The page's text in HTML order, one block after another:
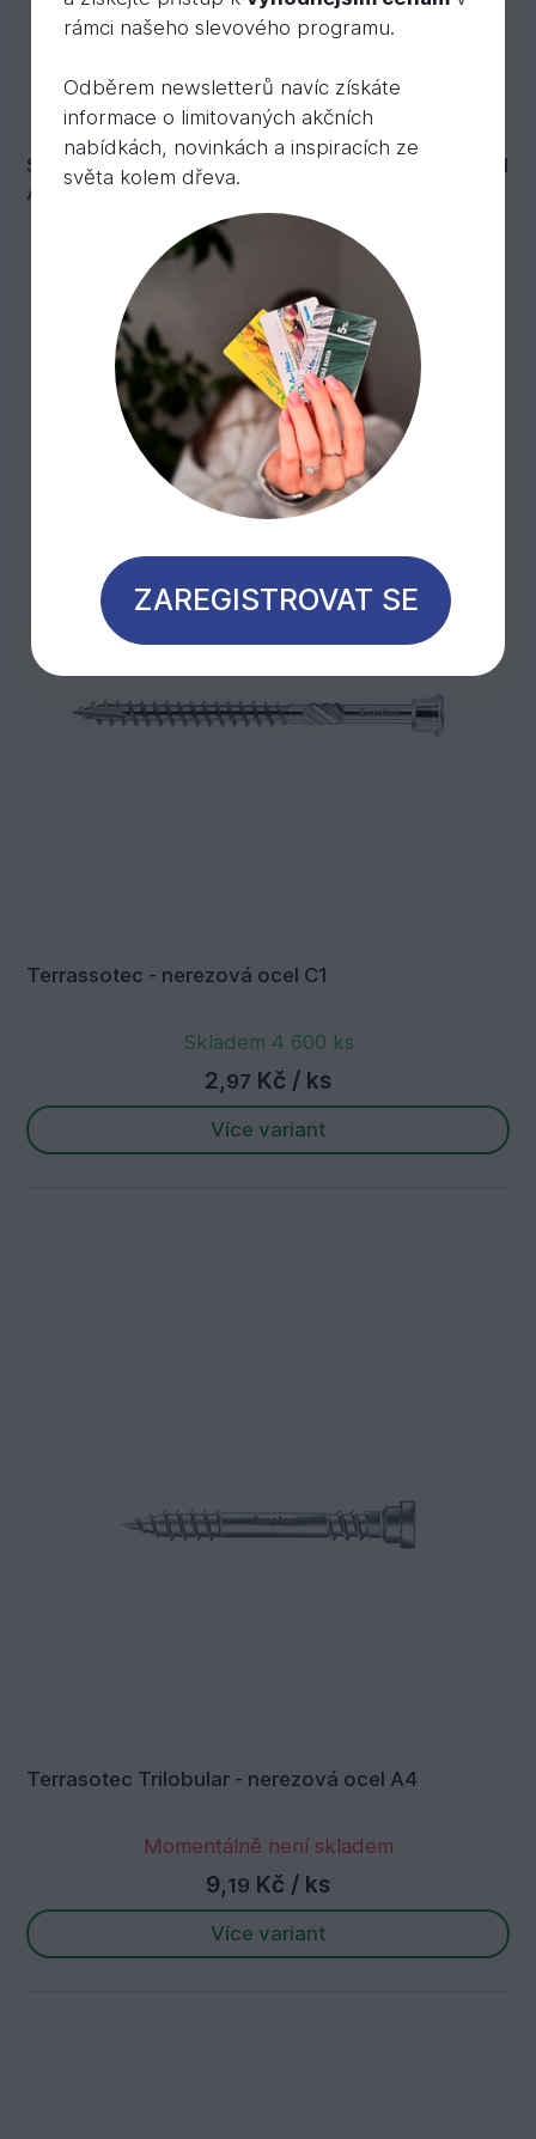
Samovrtný šroub 5,5x61mm/TX25, nerezová ocel
A4, 200 ks/balení
Skladem 2 000 ks
9,38
Do košíku
Terrassotec - nerezová ocel C1
Skladem 4 600 ks
2,97 Kč / ks
Více variant
Terrasotec Trilobular - nerezová ocel A4
Momentálně není skladem
9,19 Kč / ks
Více variant
rámci našeho slevového programu.
Odběrem newsletterů navíc získáte
informace o limitovaných akčních
nabídkách, novinkách a inspiracích ze
světa kolem dřeva.
ZAREGISTROVAT SE